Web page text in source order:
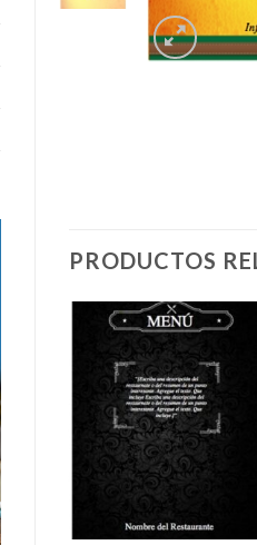
PRODUCTOS